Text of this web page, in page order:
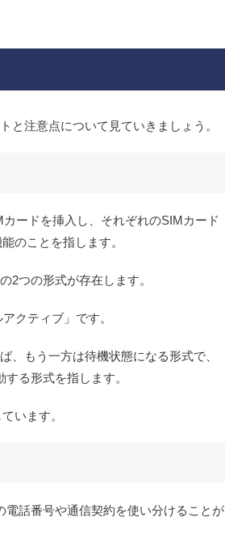
と注意点について見ていきましょう。
ードを挿入し、それぞれのSIMカード
のことを指します。
2つの形式が存在します。
クティブ」です。
、もう一方は待機状態になる形式で、
る形式を指します。
います。
話番号や通信契約を使い分けることが